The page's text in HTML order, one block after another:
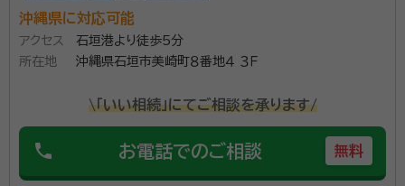
沖縄県に対応可能
アクセス
石垣港より徒歩5分
所在地
沖縄県石垣市美崎町８番地４ ３Ｆ
\「いい相続」にてご相談を承ります/
phone お電話でのご相談 無料